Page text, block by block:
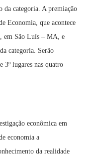
da categoria. A premiação
Economia, que acontece
em São Luís – MA, e
categoria. Serão
3º lugares nas quatro
econômica em
economia a
da realidade